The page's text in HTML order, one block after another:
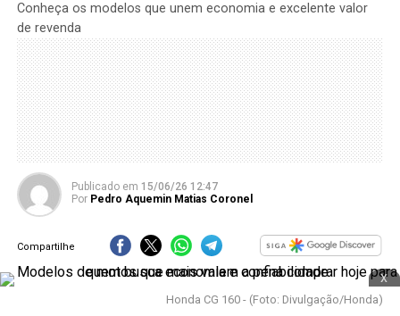
Conheça os modelos que unem economia e excelente valor
de revenda
Publicado em 15/06/26 12:47
Por Pedro Aquemin Matias Coronel
Compartilhe
x
Honda CG 160 - (Foto: Divulgação/Honda)